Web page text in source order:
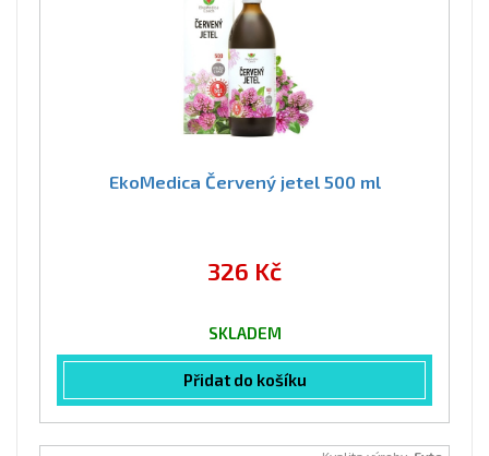
EkoMedica Červený jetel 500 ml
326 Kč
SKLADEM
Přidat do košíku